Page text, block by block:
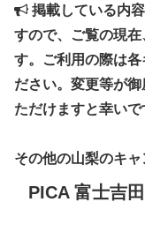
掲載している内
すので、ご覧の現
す。ご利用の際は
ださい。変更等が御
ただけますと幸いで
その他の山梨のキ
PICA 富士吉田